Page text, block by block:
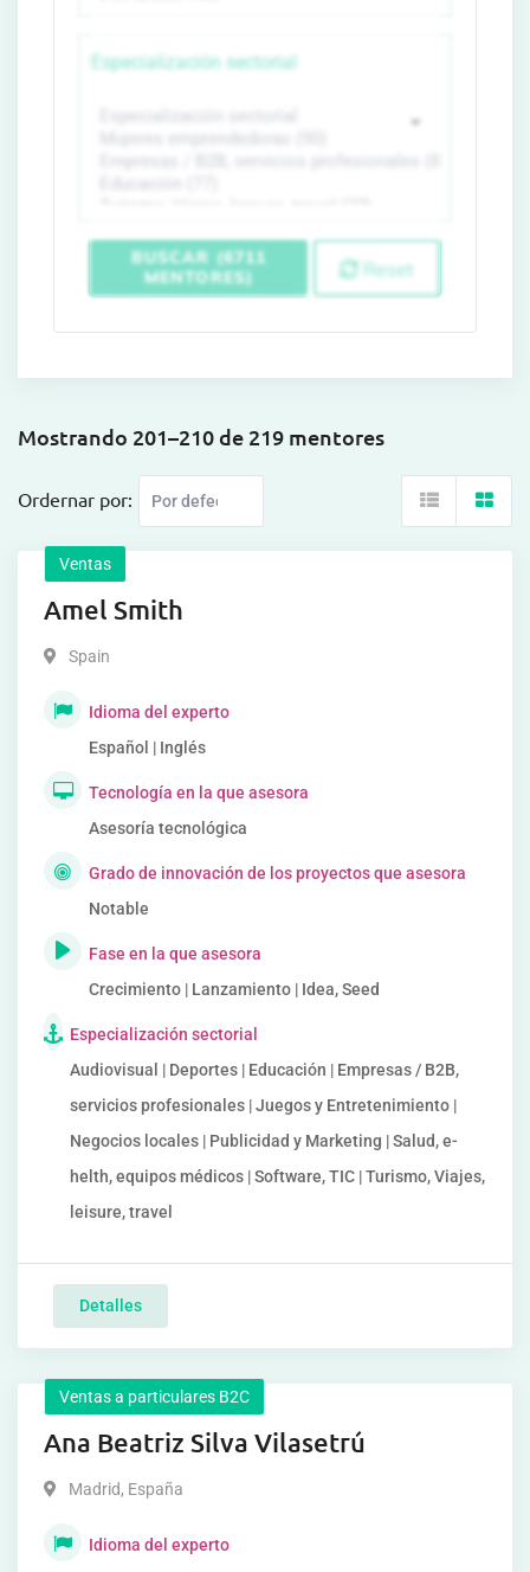
Especialización sectorial
BUSCAR (6711
MENTORES)
Reset
Mostrando 201–210 de 219 mentores
Ordernar por:
Ventas
Amel Smith
Spain
Idioma del experto
Español | Inglés
Tecnología en la que asesora
Asesoría tecnológica
Grado de innovación de los proyectos que asesora
Notable
Fase en la que asesora
Crecimiento | Lanzamiento | Idea, Seed
Especialización sectorial
Audiovisual | Deportes | Educación | Empresas / B2B,
servicios profesionales | Juegos y Entretenimiento |
Negocios locales | Publicidad y Marketing | Salud, e-
helth, equipos médicos | Software, TIC | Turismo, Viajes,
leisure, travel
Detalles
Ventas a particulares B2C
Ana Beatriz Silva Vilasetrú
Madrid, España
Idioma del experto